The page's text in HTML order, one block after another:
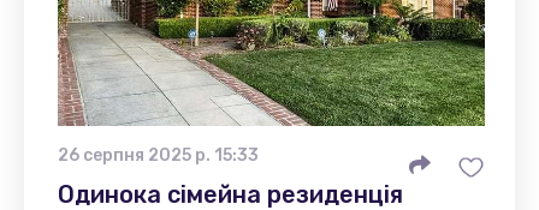
26 серпня 2025 р. 15:33
Одинока сімейна резиденція